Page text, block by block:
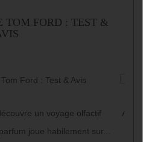
TOM FORD : TEST &
un voyage olfactif
joue habilement sur...